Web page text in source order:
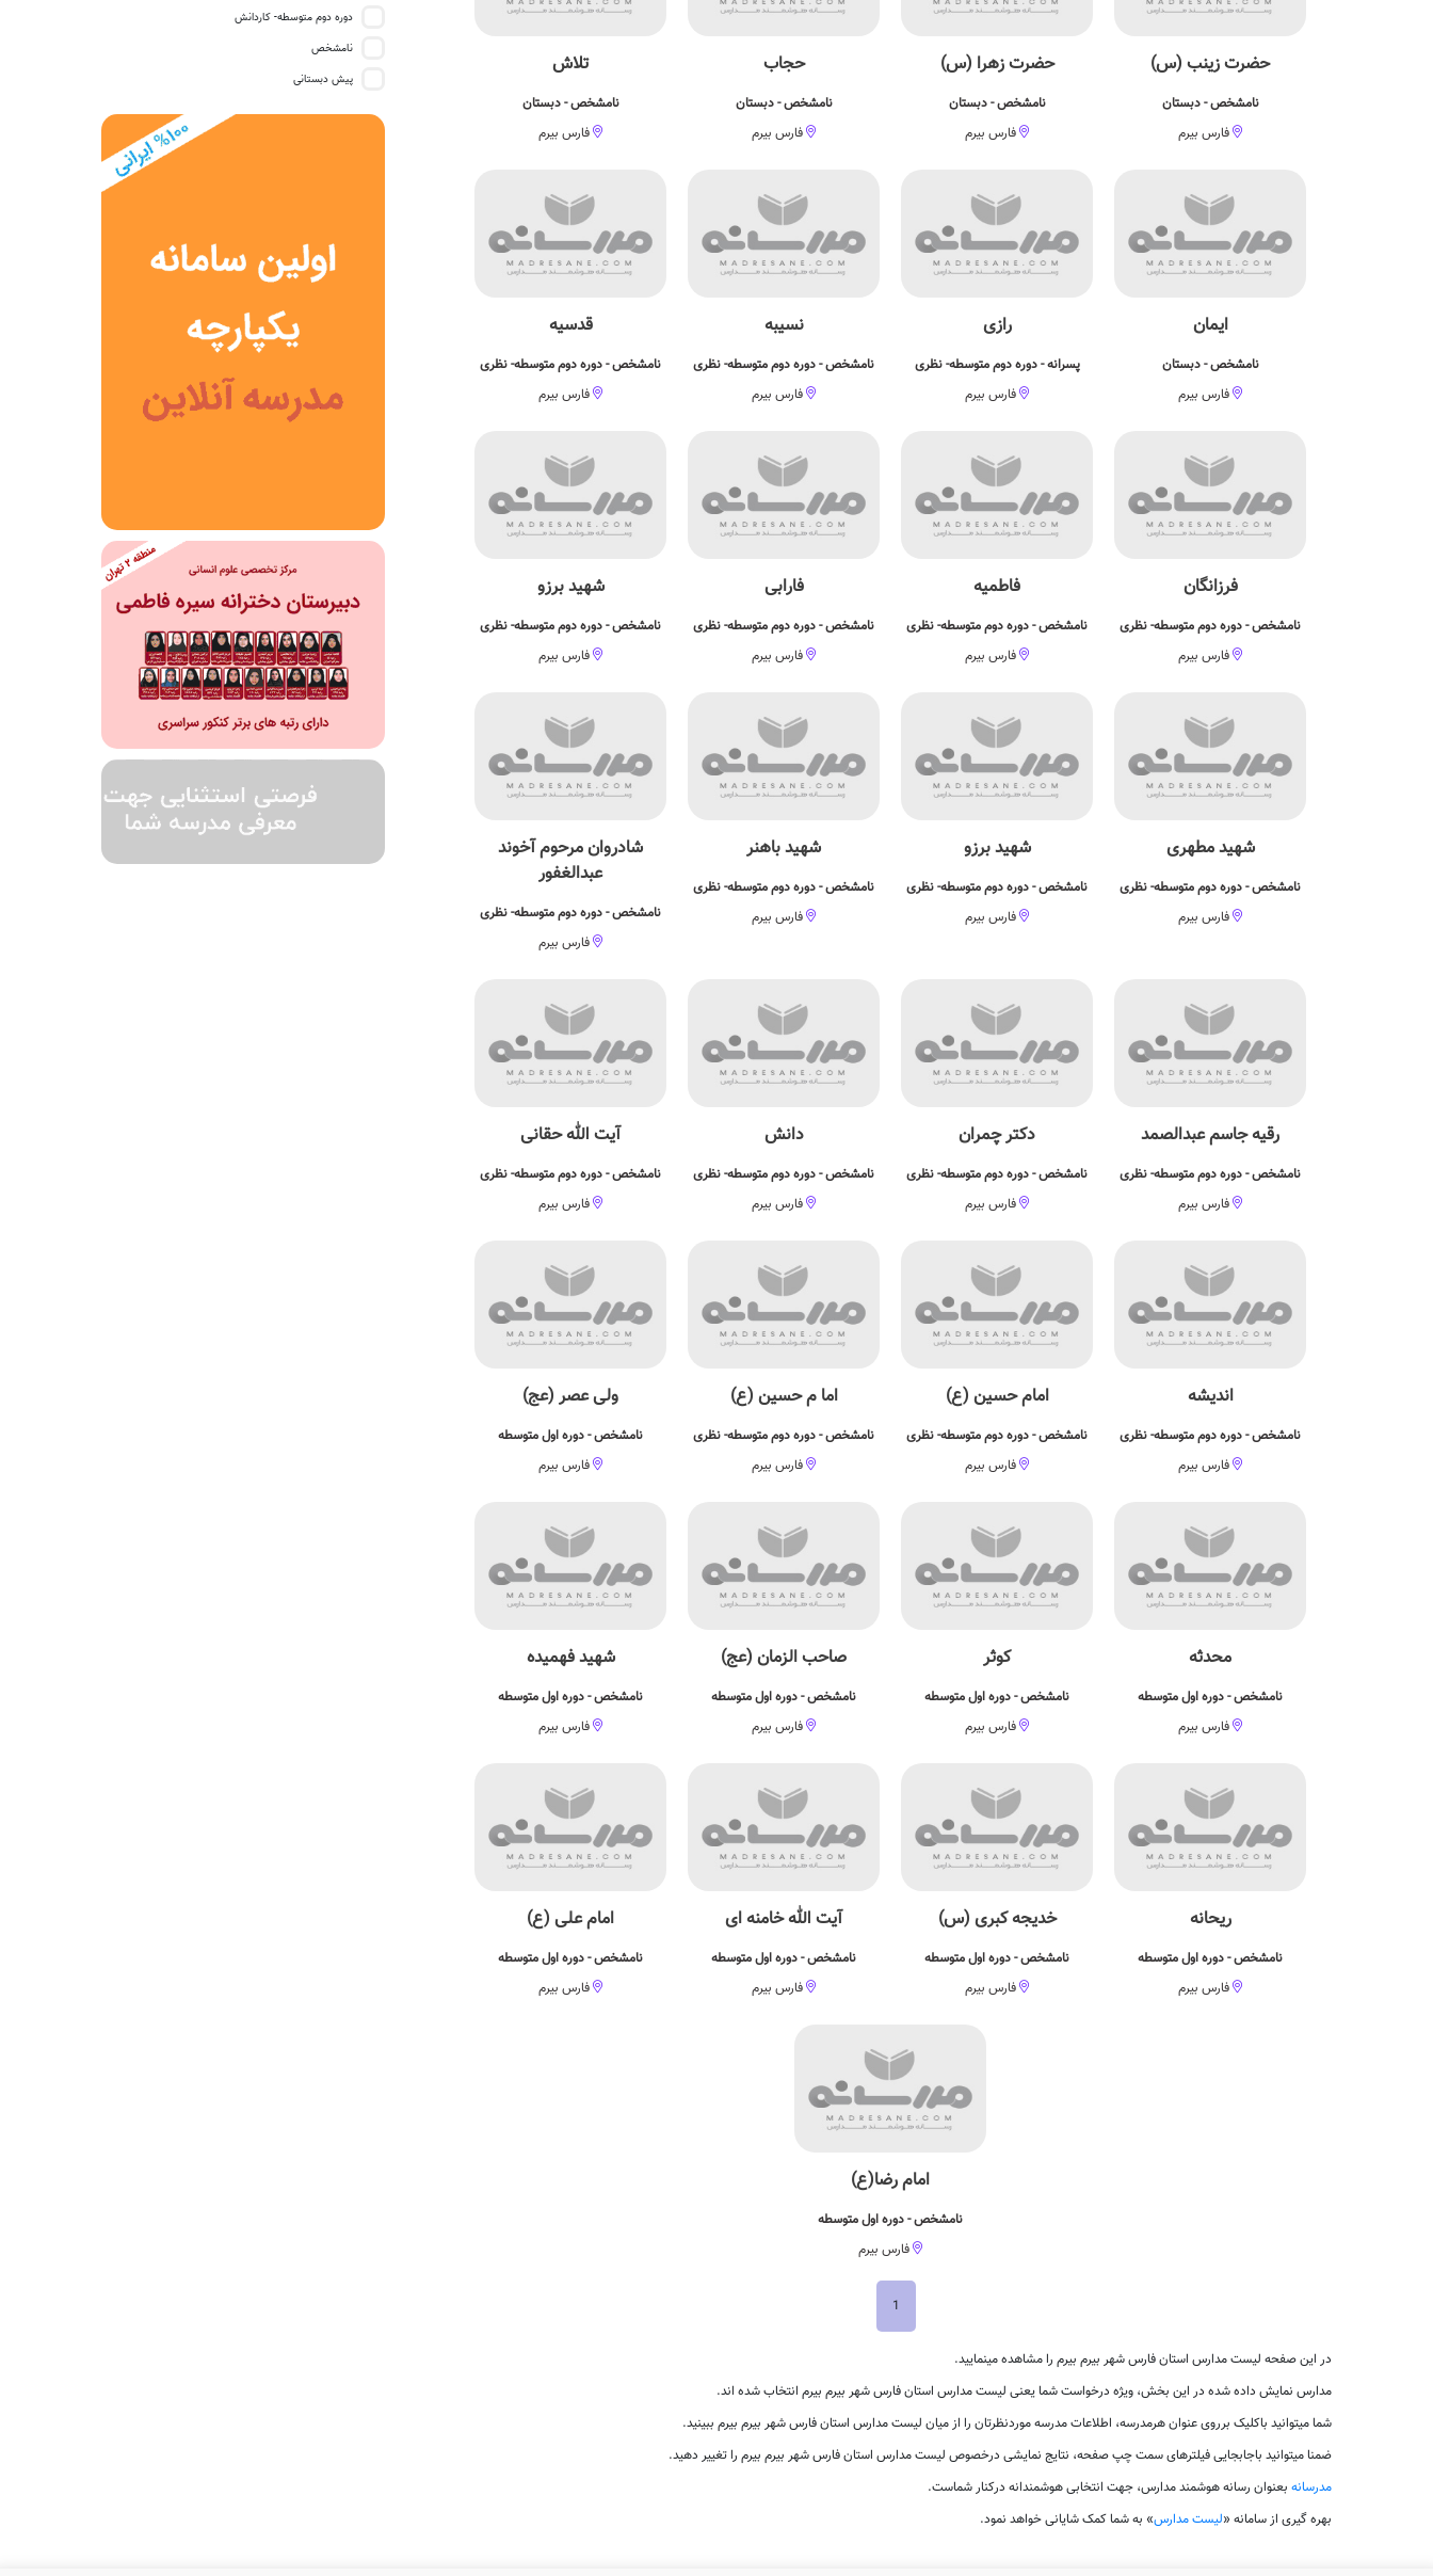
دوره دوم متوسطه- کاردانش
نامشخص
پیش دبستانی
حضرت زینب (س)
نامشخص - دبستان
فارس بیرم
حضرت زهرا (س)
نامشخص - دبستان
فارس بیرم
حجاب
نامشخص - دبستان
فارس بیرم
تلاش
نامشخص - دبستان
فارس بیرم
ایمان
نامشخص - دبستان
فارس بیرم
رازی
پسرانه - دوره دوم متوسطه- نظری
فارس بیرم
نسیبه
نامشخص - دوره دوم متوسطه- نظری
فارس بیرم
قدسیه
نامشخص - دوره دوم متوسطه- نظری
فارس بیرم
فرزانگان
نامشخص - دوره دوم متوسطه- نظری
فارس بیرم
فاطمیه
نامشخص - دوره دوم متوسطه- نظری
فارس بیرم
فارابی
نامشخص - دوره دوم متوسطه- نظری
فارس بیرم
شهید برزو
نامشخص - دوره دوم متوسطه- نظری
فارس بیرم
شهید مطهری
نامشخص - دوره دوم متوسطه- نظری
فارس بیرم
شهید برزو
نامشخص - دوره دوم متوسطه- نظری
فارس بیرم
شهید باهنر
نامشخص - دوره دوم متوسطه- نظری
فارس بیرم
شادروان مرحوم آخوند
عبدالغفور
نامشخص - دوره دوم متوسطه- نظری
فارس بیرم
رقیه جاسم عبدالصمد
نامشخص - دوره دوم متوسطه- نظری
فارس بیرم
دکتر چمران
نامشخص - دوره دوم متوسطه- نظری
فارس بیرم
دانش
نامشخص - دوره دوم متوسطه- نظری
فارس بیرم
آیت الله حقانی
نامشخص - دوره دوم متوسطه- نظری
فارس بیرم
اندیشه
نامشخص - دوره دوم متوسطه- نظری
فارس بیرم
امام حسین (ع)
نامشخص - دوره دوم متوسطه- نظری
فارس بیرم
اما م حسین (ع)
نامشخص - دوره دوم متوسطه- نظری
فارس بیرم
ولی عصر (عج)
نامشخص - دوره اول متوسطه
فارس بیرم
محدثه
نامشخص - دوره اول متوسطه
فارس بیرم
کوثر
نامشخص - دوره اول متوسطه
فارس بیرم
صاحب الزمان (عج)
نامشخص - دوره اول متوسطه
فارس بیرم
شهید فهمیده
نامشخص - دوره اول متوسطه
فارس بیرم
ریحانه
نامشخص - دوره اول متوسطه
فارس بیرم
خدیجه کبری (س)
نامشخص - دوره اول متوسطه
فارس بیرم
آیت الله خامنه ای
نامشخص - دوره اول متوسطه
فارس بیرم
امام علی (ع)
نامشخص - دوره اول متوسطه
فارس بیرم
امام رضا(ع)
نامشخص - دوره اول متوسطه
فارس بیرم
1
در این صفحه لیست مدارس استان فارس شهر بیرم بیرم را مشاهده مینمایید.
مدارس نمایش داده شده در این بخش، ویژه درخواست شما یعنی لیست مدارس استان فارس شهر بیرم بیرم انتخاب شده اند.
شما میتوانید باکلیک برروی عنوان هرمدرسه، اطلاعات مدرسه موردنظرتان را از میان لیست مدارس استان فارس شهر بیرم بیرم ببینید.
ضمنا میتوانید باجابجایی فیلترهای سمت چپ صفحه، نتایج نمایشی درخصوص لیست مدارس استان فارس شهر بیرم بیرم را تغییر دهید.
مدرسانه بعنوان رسانه هوشمند مدارس، جهت انتخابی هوشمندانه درکنار شماست.
بهره گیری از سامانه «لیست مدارس» به شما کمک شایانی خواهد نمود.